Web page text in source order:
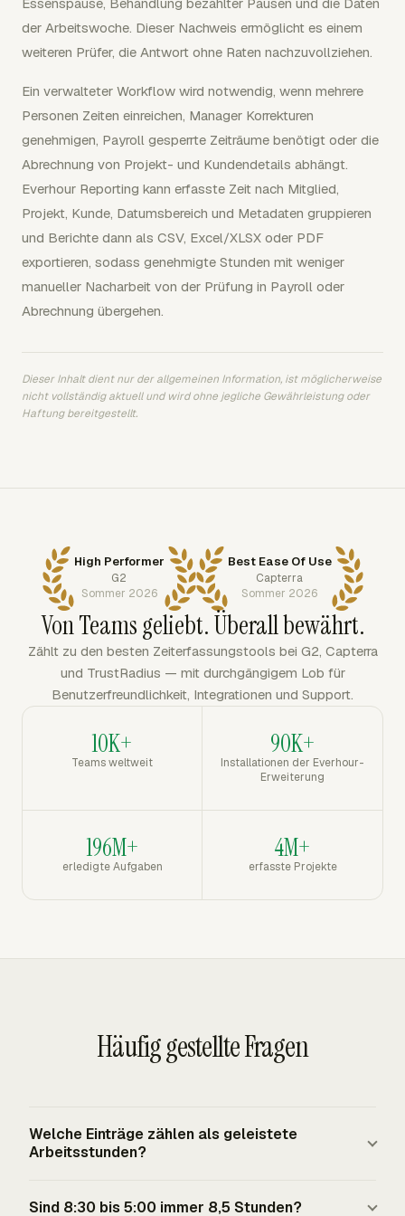
der Arbeitswoche. Dieser Nachweis ermöglicht es einem
weiteren Prüfer, die Antwort ohne Raten nachzuvollziehen.
Ein verwalteter Workflow wird notwendig, wenn mehrere
Personen Zeiten einreichen, Manager Korrekturen
genehmigen, Payroll gesperrte Zeiträume benötigt oder die
Abrechnung von Projekt- und Kundendetails abhängt.
Everhour Reporting kann erfasste Zeit nach Mitglied,
Projekt, Kunde, Datumsbereich und Metadaten gruppieren
und Berichte dann als CSV, Excel/XLSX oder PDF
exportieren, sodass genehmigte Stunden mit weniger
manueller Nacharbeit von der Prüfung in Payroll oder
Abrechnung übergehen.
Dieser Inhalt dient nur der allgemeinen Information, ist möglicherweise
nicht vollständig aktuell und wird ohne jegliche Gewährleistung oder
Haftung bereitgestellt.
High Performer
G2
Sommer 2026
Best Ease Of Use
Capterra
Sommer 2026
Von Teams geliebt. Überall bewährt.
Zählt zu den besten Zeiterfassungstools bei G2, Capterra
und TrustRadius — mit durchgängigem Lob für
Benutzerfreundlichkeit, Integrationen und Support.
10K+
Teams weltweit
90K+
Installationen der Everhour-
Erweiterung
196M+
erledigte Aufgaben
4M+
erfasste Projekte
Häufig gestellte Fragen
Welche Einträge zählen als geleistete
Arbeitsstunden?
Sind 8:30 bis 5:00 immer 8,5 Stunden?